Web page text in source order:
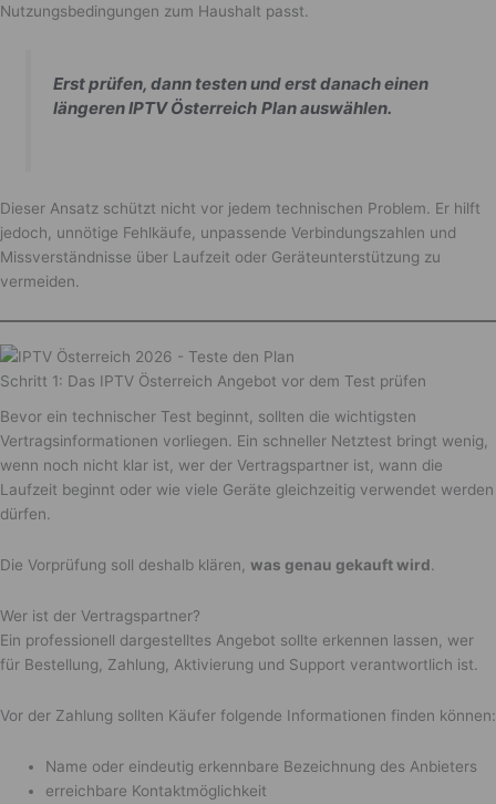
Nutzungsbedingungen zum Haushalt passt.
Erst prüfen, dann testen und erst danach einen
längeren IPTV Österreich Plan auswählen.
Dieser Ansatz schützt nicht vor jedem technischen Problem. Er hilft
jedoch, unnötige Fehlkäufe, unpassende Verbindungszahlen und
Missverständnisse über Laufzeit oder Geräteunterstützung zu
vermeiden.
Schritt 1: Das IPTV Österreich Angebot vor dem Test prüfen
Bevor ein technischer Test beginnt, sollten die wichtigsten
Vertragsinformationen vorliegen. Ein schneller Netztest bringt wenig,
wenn noch nicht klar ist, wer der Vertragspartner ist, wann die
Laufzeit beginnt oder wie viele Geräte gleichzeitig verwendet werden
dürfen.
Die Vorprüfung soll deshalb klären, was genau gekauft wird.
Wer ist der Vertragspartner?
Ein professionell dargestelltes Angebot sollte erkennen lassen, wer
für Bestellung, Zahlung, Aktivierung und Support verantwortlich ist.
Vor der Zahlung sollten Käufer folgende Informationen finden können:
Name oder eindeutig erkennbare Bezeichnung des Anbieters
erreichbare Kontaktmöglichkeit